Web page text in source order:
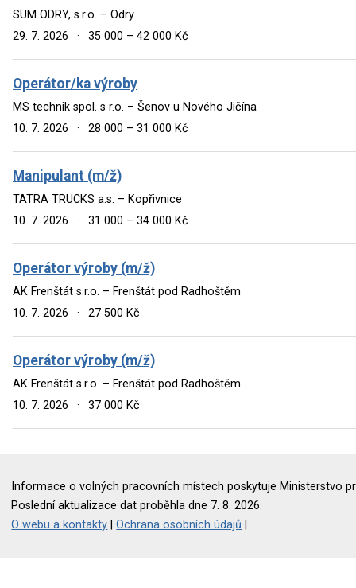
SUM ODRY, s.r.o. – Odry
29. 7. 2026
· 35 000 – 42 000 Kč
Operátor/ka výroby
MS technik spol. s r.o. – Šenov u Nového Jičína
10. 7. 2026
· 28 000 – 31 000 Kč
Manipulant (m/ž)
TATRA TRUCKS a.s. – Kopřivnice
10. 7. 2026
· 31 000 – 34 000 Kč
Operátor výroby (m/ž)
AK Frenštát s.r.o. – Frenštát pod Radhoštěm
10. 7. 2026
· 27 500 Kč
Operátor výroby (m/ž)
AK Frenštát s.r.o. – Frenštát pod Radhoštěm
10. 7. 2026
· 37 000 Kč
Informace o volných pracovních místech poskytuje Ministerstvo
Poslední aktualizace dat proběhla dne 7. 8. 2026.
O webu a kontakty |Ochrana osobních údajů